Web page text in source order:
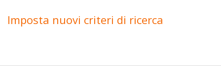
Imposta nuovi criteri di ricerca